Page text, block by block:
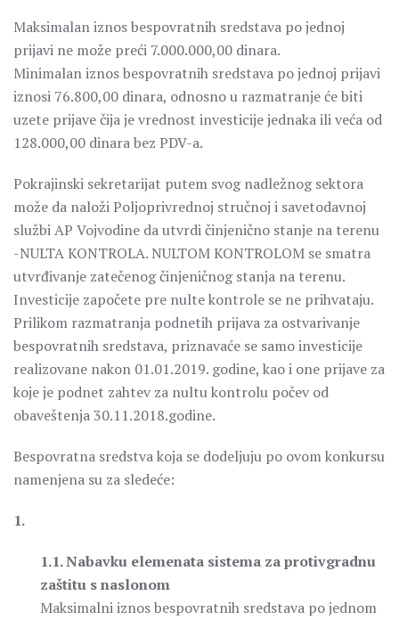
Maksimalan iznos bespovratnih sredstava po jednoj
prijavi ne može preći 7.000.000,00 dinara.
Minimalan iznos bespovratnih sredstava po jednoj prijavi
iznosi 76.800,00 dinara, odnosno u razmatranje će biti
uzete prijave čija je vrednost investicije jednaka ili veća od
128.000,00 dinara bez PDV-a.
Pokrajinski sekretarijat putem svog nadležnog sektora
može da naloži Poljoprivrednoj stručnoj i savetodavnoj
službi AP Vojvodine da utvrdi činjenično stanje na terenu
-NULTA KONTROLA. NULTOM KONTROLOM se smatra
utvrđivanje zatečenog činjeničnog stanja na terenu.
Investicije započete pre nulte kontrole se ne prihvataju.
Prilikom razmatranja podnetih prijava za ostvarivanje
bespovratnih sredstava, priznavaće se samo investicije
realizovane nakon 01.01.2019. godine, kao i one prijave za
koje je podnet zahtev za nultu kontrolu počev od
obaveštenja 30.11.2018.godine.
Bespovratna sredstva koja se dodeljuju po ovom konkursu
namenjena su za sledeće:
1.
1.1. Nabavku elemenata sistema za protivgradnu
zaštitu s naslonom
Maksimalni iznos bespovratnih sredstava po jednom